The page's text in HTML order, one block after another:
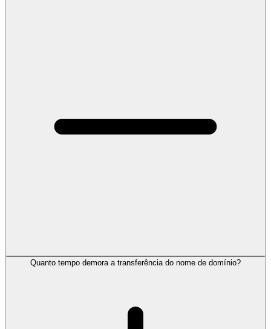
Quanto tempo demora a transferência do nome de domínio?